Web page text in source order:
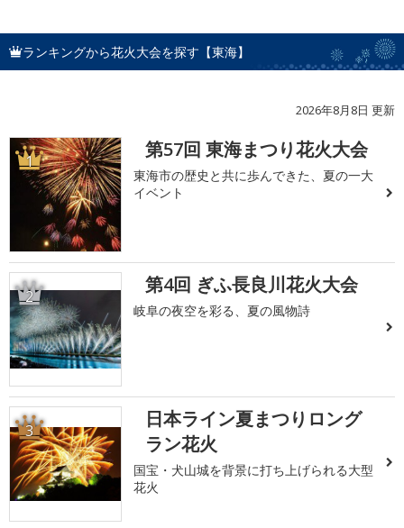
ランキングから花火大会を探す【東海】
2026年8月8日 更新
1 第57回 東海まつり花火大会
東海市の歴史と共に歩んできた、夏の一大
イベント
2 第4回 ぎふ長良川花火大会
岐阜の夜空を彩る、夏の風物詩
3
日本ライン夏まつりロング
ラン花火
国宝・犬山城を背景に打ち上げられる大型
花火